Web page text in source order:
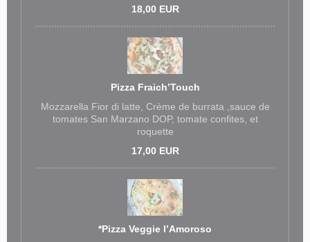
18,00 EUR
Pizza Fraich’Touch
Mozzarella Fior di latte, Crème de burrata ,sauce de
tomates San Marzano DOP, tomate confites, et
roquette
17,00 EUR
*Pizza Veggie l’Amoroso